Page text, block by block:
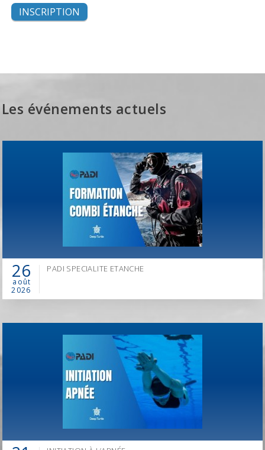
INSCRIPTION
Les événements actuels
26
août
2026
PADI SPECIALITE ETANCHE
EN 2026, CHANGEZ DE MÉTIER,